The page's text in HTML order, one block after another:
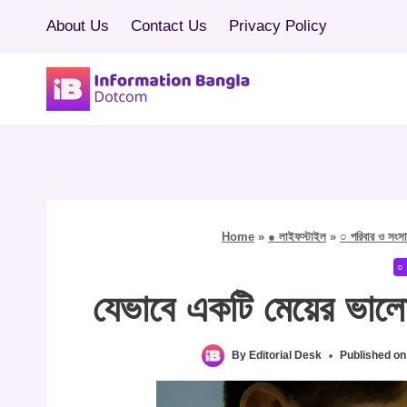
content
About Us Contact Us Privacy Policy
Home » ● লাইফস্টাইল » ○ পরিবার ও
○
যেভাবে একটি মেয়ের
By Editorial Desk Published on